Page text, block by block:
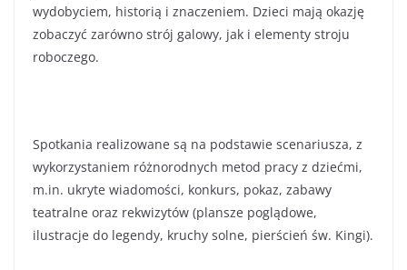
wydobyciem, historią i znaczeniem. Dzieci mają okazję
zobaczyć zarówno strój galowy, jak i elementy stroju
roboczego.
Spotkania realizowane są na podstawie scenariusza, z
wykorzystaniem różnorodnych metod pracy z dziećmi,
m.in. ukryte wiadomości, konkurs, pokaz, zabawy
teatralne oraz rekwizytów (plansze poglądowe,
ilustracje do legendy, kruchy solne, pierścień św. Kingi).